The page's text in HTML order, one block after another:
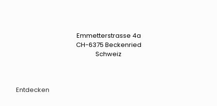
Emmetterstrasse 4a
CH-6375 Beckenried
Schweiz
Entdecken